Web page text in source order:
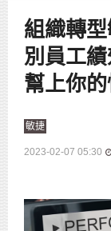
組織轉
別員工
幫上你的
敏捷
2023-02-07 05:30